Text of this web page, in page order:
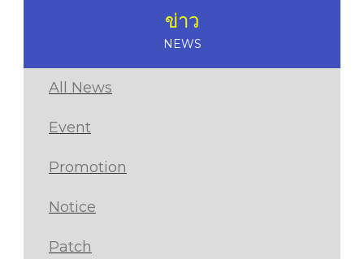
ข่าว
NEWS
All News
Event
Promotion
Notice
Patch